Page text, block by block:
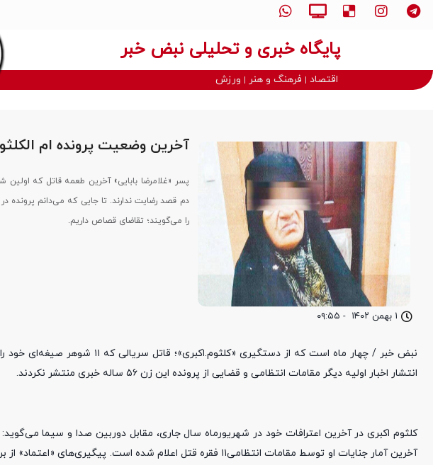
پایگاه خبری و تحلیلی نبض خبر
اقتصاد فرهنگ و هنر ورزش
۱ بهمن ۱۴۰۲ - ۰۹:۵۵
آخرین وضعیت پرونده ام
پسر «غلامرضا بابایی» آخرین طعمه قاتل که
دم قصد رضایت ندارند. تا جایی که می‌دانم پرونده
را می‌گویند؛ تقاضای قصاص داریم.
نبض خبر / چهار ماه است که از
انتشار اخبار اولیه دیگر مقامات انتظامی و قضایی از پرونده این زن ۵۶ ساله خبری منتشر نکردند.
آخرین آمار جنایات او توسط مقامات انتظامی۱۱ فقره قتل اعلام شده